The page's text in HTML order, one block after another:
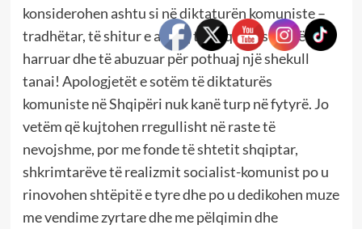
konsiderohen ashtu si në diktaturën komuniste –
tradhëtar, të shitur e armiq të Shqipërisë — të
harruar dhe të abuzuar për pothuaj një shekull
tanai! Apologjetët e sotëm të diktaturës
komuniste në Shqipëri nuk kanë turp në fytyrë. Jo
vetëm që kujtohen rregullisht në raste të
nevojshme, por me fonde të shtetit shqiptar,
shkrimtarëve të realizmit socialist-komunist po u
rinovohen shtëpitë e tyre dhe po u dedikohen muze
me vendime zyrtare dhe me pëlqimin dhe